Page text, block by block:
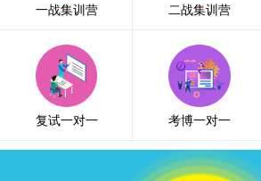
一战集训营 二战集训营
复试一对一 考博一对一